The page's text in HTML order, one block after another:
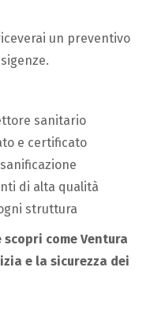
un preventivo
sanitario
e certificato
di alta qualità
struttura
come Ventura
e la sicurezza dei